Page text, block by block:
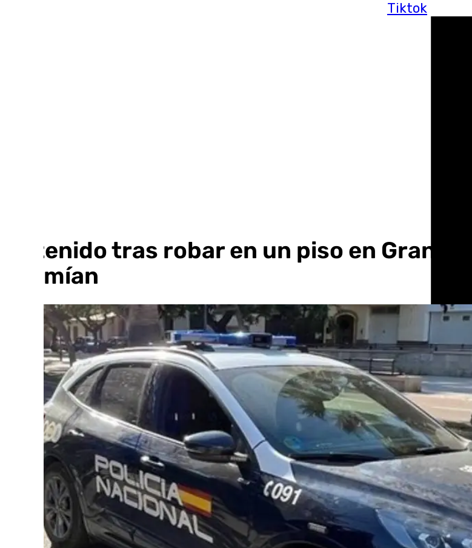
Tiktok
Detenido tras robar en un piso en
dormían